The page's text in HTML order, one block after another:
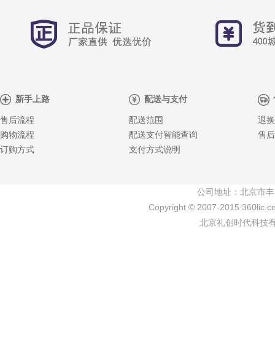
新手上路
售后流程
购物流程
订购方式
配送与支付
配送范围
配送支付智能查询
支付方式说明
退
售
公司地址：北京市
Copyright © 2007-2015
北京礼创时代科技